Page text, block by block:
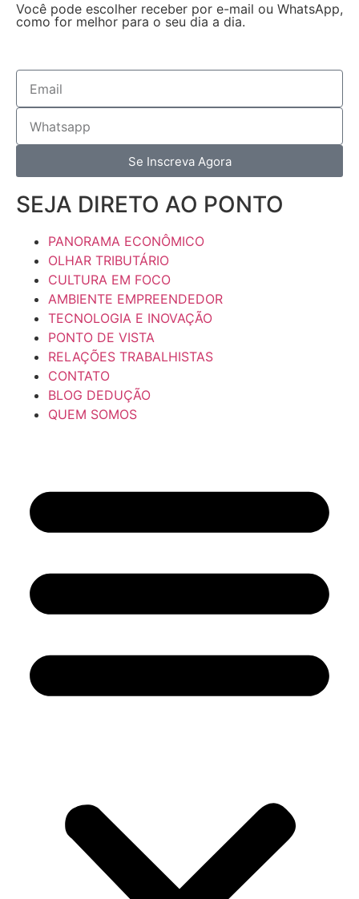
Você pode escolher receber por e-mail ou WhatsApp,
como for melhor para o seu dia a dia.
Se Inscreva Agora
SEJA DIRETO AO PONTO
PANORAMA ECONÔMICO
OLHAR TRIBUTÁRIO
CULTURA EM FOCO
AMBIENTE EMPREENDEDOR
TECNOLOGIA E INOVAÇÃO
PONTO DE VISTA
RELAÇÕES TRABALHISTAS
CONTATO
BLOG DEDUÇÃO
QUEM SOMOS